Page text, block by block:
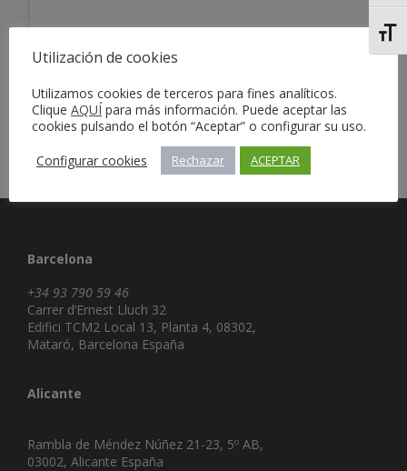
Barcelona
+34 93 790 59 46
Carrer d’Ernest Lluch 32
Edifici TCM2 Local 13, Planta 4, 08302,
Mataró, Barcelona España
Alicante
Rambla de Méndez Núñez 21-23, 5º AB,
03002, Alicante España
Utilización de cookies
Utilizamos cookies de terceros para fines analíticos.
Clique AQUÍ para más información. Puede aceptar las
cookies pulsando el botón “Aceptar” o configurar su uso.
Configurar cookies
Rechazar ACEPTAR